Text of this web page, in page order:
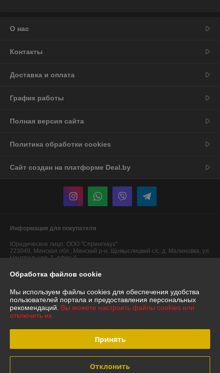
О нас
Контакты
Доставка и оплата
График работы
Полная версия сайта
Политика обработки cookies
Сайт создан на платформе Deal.by
Информация для покупателя
Юридическое лицо: ООО "Спрингхауз"
223049, Минская обл., Минский р-н, Щомыслицкий с/с, д. Малиновка, ул.
Центральная, 1, офис 4
Регистрационный номер ЕГР: 691775699
УНП: 691775699
Регистрационный орган: Минский районный исполком
Ссылка на свидетельство/лицензию
Местонахождение книги жалоб и предложений: ТЦ "СЕНИЦА"
Обработка файлов cookie
Мы используем файлы cookies для обеспечения удобства
пользователей портала и предоставления персональных
рекомендаций. Вы можете настроить файлы cookies или
отключить их.
Принять
Отклонить